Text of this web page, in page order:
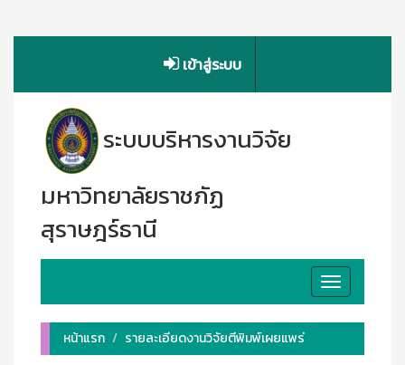
เข้าสู่ระบบ
ระบบบริหารงานวิจัย
มหาวิทยาลัยราชภัฏ
สุราษฎร์ธานี
Toggle
navigation
หน้าแรก
รายละเอียดงานวิจัยตีพิมพ์เผยแพร่